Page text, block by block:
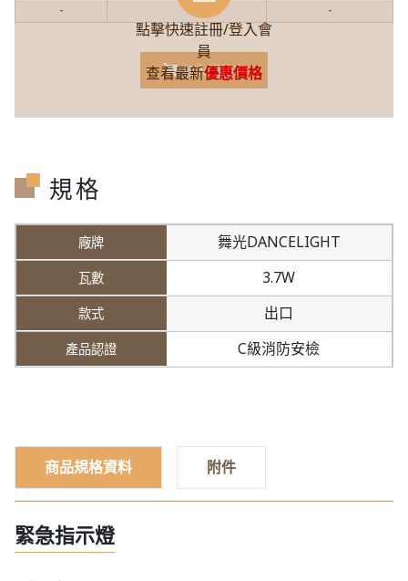
點擊快速註冊/登入會
員
查看最新優惠價格
-
- -
加入購物車
規格
舞光DANCELIGHT
3.7W
出口
C級消防安檢
商品規格資料 附件
緊急指示燈